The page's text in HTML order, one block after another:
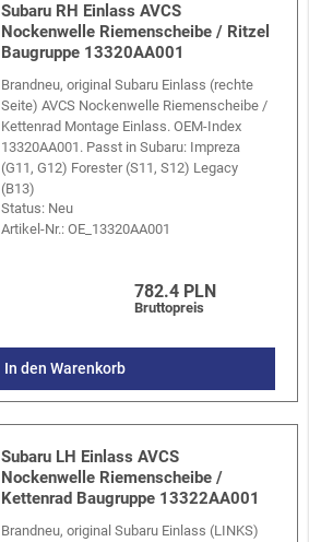
Subaru RH Einlass AVCS
Nockenwelle Riemenscheibe / Ritzel
Baugruppe 13320AA001
Brandneu, original Subaru Einlass (rechte
Seite) AVCS Nockenwelle Riemenscheibe /
Kettenrad Montage Einlass. OEM-Index
13320AA001. Passt in Subaru: Impreza
(G11, G12) Forester (S11, S12) Legacy
(B13)
Status: Neu
Artikel-Nr.:OE_13320AA001
782.4 PLN
Bruttopreis
In den Warenkorb
Subaru LH Einlass AVCS
Nockenwelle Riemenscheibe /
Kettenrad Baugruppe 13322AA001
Brandneu, original Subaru Einlass (LINKS)